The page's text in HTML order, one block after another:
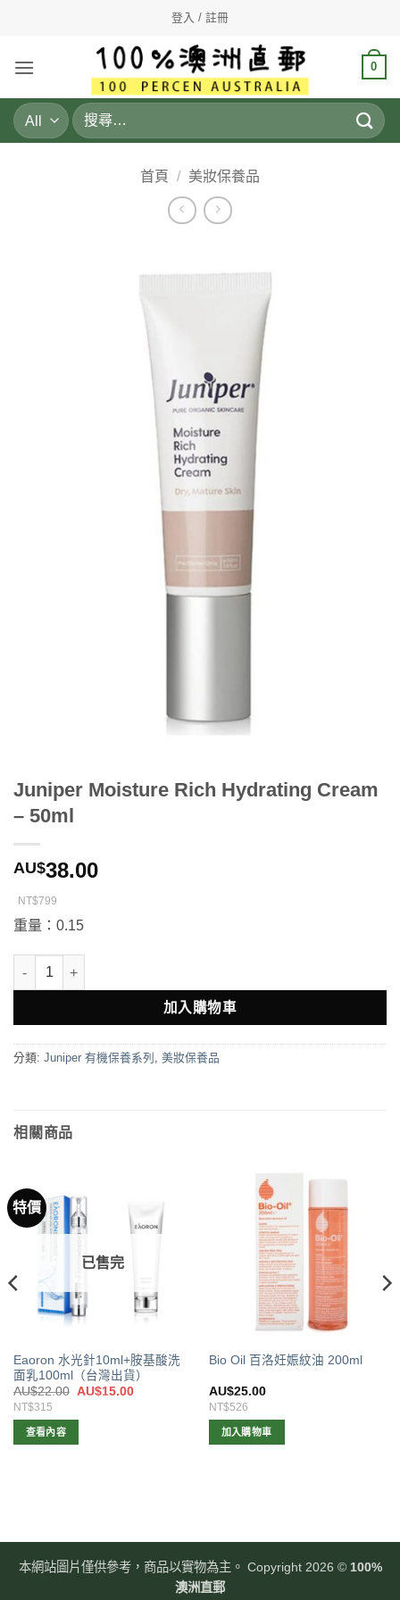
登入 / 註冊
0
搜
尋
首頁 / 美妝保養品
Juniper Moisture Rich Hydrating Cream
– 50ml
AU$38.00
NT$799
重量：0.15
Juniper Moisture Rich Hydrating Cream - 50ml 數量
加入購物車
分類: Juniper 有機保養系列 , 美妝保養品
相關商品
特價
已售完
Eaoron 水光針10ml+胺基酸洗
面乳100ml（台灣出貨）
AU$22.00 原
AU$15.00目
NT$315
查看內容
Bio Oil 百洛妊娠紋油 200ml
AU$25.00
NT$526
加入購物車
本網站圖片僅供參考，商品以實物為主。 Copyright 2026 © 100%
澳洲直郵